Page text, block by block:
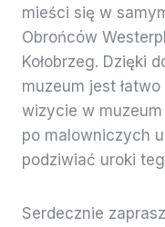
mieści się w
Obrońców
Kołobrzeg. Dzięki
muzeum jest
wizycie w
po malowniczych
podziwiać uroki
Serdecznie